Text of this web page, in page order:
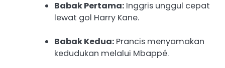
Babak Pertama: Inggris unggul cepat
lewat gol Harry Kane.
Babak Kedua: Prancis menyamakan
kedudukan melalui Mbappé.